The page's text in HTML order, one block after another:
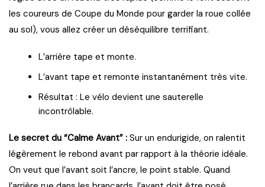
les coureurs de Coupe du Monde pour garder la roue collée
au sol), vous allez créer un déséquilibre terrifiant.
L’arrière tape et monte.
L’avant tape et remonte instantanément très vite.
Résultat : Le vélo devient une sauterelle
incontrôlable.
Le secret du “Calme Avant” : Sur un endurigide, on ralentit
légèrement le rebond avant par rapport à la théorie idéale.
On veut que l’avant soit l’ancre, le point stable. Quand